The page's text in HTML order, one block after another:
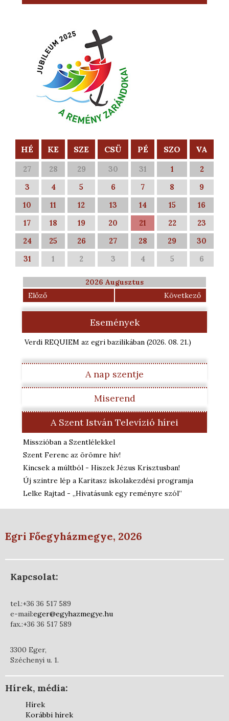
HÉ KE SZE CSÜ PÉ SZO VA
27 28 29 30 31 1
2
3
4 5 6 7 8
9
10
11 12 13 14 15
16
17
18 19 20 21 22
23
24
25 26 27 28 29
30
31
1 2 3 4 5 6
2026 Augusztus
Előző
Következő
Események
Verdi REQUIEM az egri bazilikában (2026. 08. 21.)
A nap szentje
Miserend
A Szent István Televízió hírei
Misszióban a Szentlélekkel
Szent Ferenc az örömre hív!
Kincsek a múltból - Hiszek Jézus Krisztusban!
Új szintre lép a Karitasz iskolakezdési programja
Lelke Rajtad - „Hivatásunk egy reményre szól”
Egri Főegyházmegye, 2026
Kapcsolat:
tel.:+36 36 517 589
e-mail:eger@egyhazmegye.hu
fax.:+36 36 517 589
3300 Eger,
Széchenyi u. 1.
Hírek, média:
Hírek
Korábbi hírek